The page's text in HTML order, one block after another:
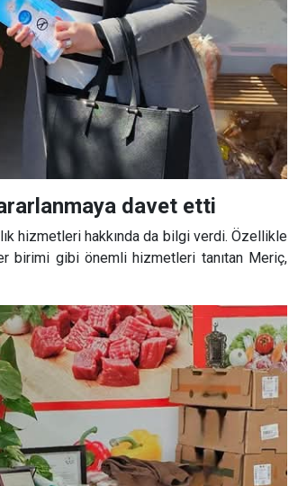
davet etti
hizmetleri hakkında da bilgi verdi. Özellikle
birimi gibi önemli hizmetleri tanıtan Meriç,